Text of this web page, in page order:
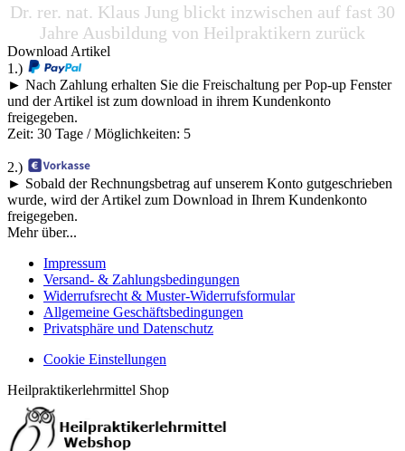
Dr. rer. nat. Klaus Jung blickt inzwischen auf fast 30
Jahre Ausbildung von Heilpraktikern zurück
Download Artikel
1.)
► Nach Zahlung erhalten Sie die Freischaltung per Pop-up Fenster
und der Artikel ist zum download in ihrem Kundenkonto
freigegeben.
Zeit: 30 Tage / Möglichkeiten: 5
2.)
► Sobald der Rechnungsbetrag auf unserem Konto gutgeschrieben
wurde, wird der Artikel zum Download in Ihrem Kundenkonto
freigegeben.
Mehr über...
Impressum
Versand- & Zahlungsbedingungen
Widerrufsrecht & Muster-Widerrufsformular
Allgemeine Geschäftsbedingungen
Privatsphäre und Datenschutz
Cookie Einstellungen
Heilpraktikerlehrmittel Shop